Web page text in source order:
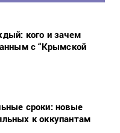
кого и зачем
с “Крымской
сроки: новые
к оккупантам